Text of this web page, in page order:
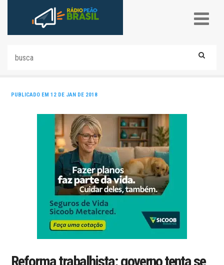
PUBLICADO EM 12 DE JAN DE 2018
Reforma trabalhista: governo tenta se